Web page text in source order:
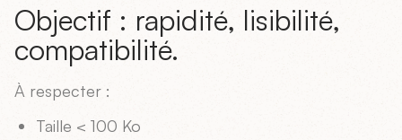
Objectif : rapidité, lisibilité,
compatibilité.
À respecter :
Taille < 100 Ko